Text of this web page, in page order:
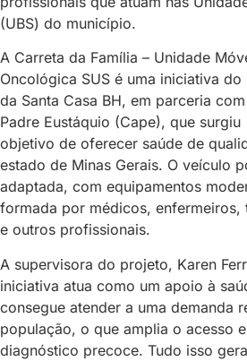
(UBS) do município.
A Carreta da Família – Unidade
Oncológica SUS é uma iniciativa
da Santa Casa BH, em parceria
Padre Eustáquio (Cape), que
objetivo de oferecer saúde de
estado de Minas Gerais. O veículo
adaptada, com equipamentos
formada por médicos, enfermeiros,
e outros profissionais.
A supervisora do projeto, Karen
iniciativa atua como um apoio à
consegue atender a uma demanda
população, o que amplia o acesso
diagnóstico precoce. Tudo isso